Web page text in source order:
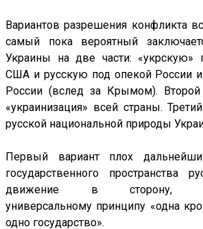
Вариантов разрешения конфликта
самый пока вероятный
Украины на две части: «укрскую»
США и русскую под опекой России
России (вслед за Крымом). Второй
«украинизация» всей страны.
русской национальной природы
Первый вариант плох
государственного пространства
движение в сторону,
универсальному принципу «одна
одно государство».